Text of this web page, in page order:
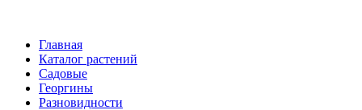
Главная
Каталог растений
Садовые
Георгины
Разновидности